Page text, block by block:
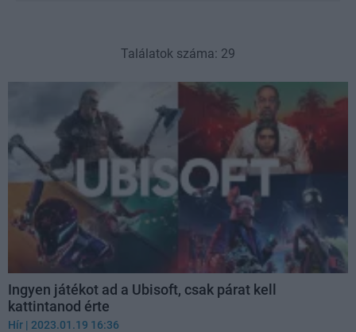
Találatok száma: 29
Ingyen játékot ad a Ubisoft, csak párat kell
kattintanod érte
Hír | 2023.01.19 16:36